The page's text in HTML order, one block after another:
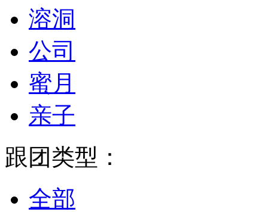
溶洞
公司
蜜月
亲子
跟团类型：
全部